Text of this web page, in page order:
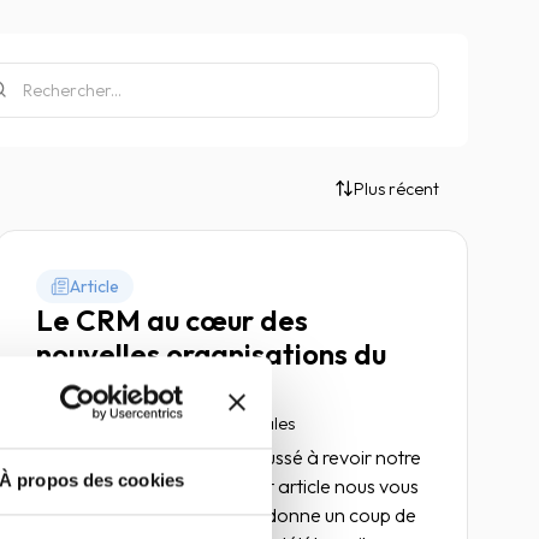
À propos des cookies
Plus récent
Article
Le CRM au cœur des
nouvelles organisations du
travail
02 juin 2021 Marketing & Sales
La crise sanitaire nous a poussé à revoir notre
façon de travailler. Dans cet article nous vous
expliquons en quoi un CRM donne un coup de